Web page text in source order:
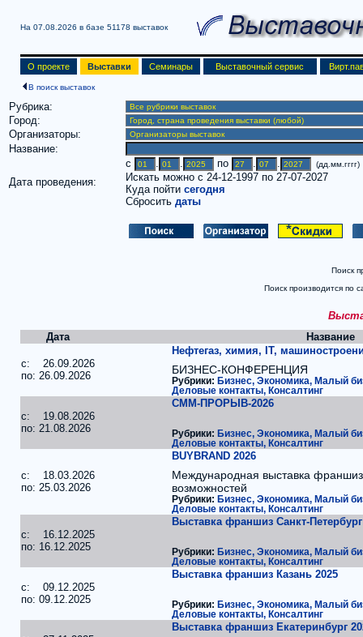
На 07.08.2026 в базе 51178 выставок
О проекте Выставки Семинары Выставочный сервис
В поиск выставок
Рубрика:
Город:
Организаторы:
Название:
Дата проведения:
c . . по . . (дд.мм.гггг)
Искать можно с 24-12-1997 по 27-07-2027
Куда пойти сегодня
Сбросить даты
Поиск
Поиск производится по
Дата
Название
c: 26.09.2026
по: 26.09.2026
Нефтегаз, химия, IT,
БИЗНЕС-КОНФЕРЕНЦИЯ
Рубрики: Бизнес, Экономика, Малый
Деловые контакты, Консалтинг
c: 19.08.2026
по: 21.08.2026
СММ-ПРОРЫВ-2026
Рубрики: Бизнес, Экономика, Малый
Деловые контакты, Консалтинг
c: 18.03.2026
по: 25.03.2026
BUYBRAND 2026
Международная выставка
возможностей
Рубрики: Бизнес, Экономика, Малый
Деловые контакты, Консалтинг
c: 16.12.2025
по: 16.12.2025
Выставка франшиз Санкт-Петербург
Рубрики: Бизнес, Экономика, Малый
Деловые контакты, Консалтинг
c: 09.12.2025
по: 09.12.2025
Выставка франшиз Казань 2025
Рубрики: Бизнес, Экономика, Малый
Деловые контакты, Консалтинг
Выставка франшиз Екатеринбург